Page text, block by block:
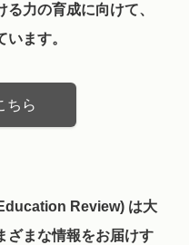
力の育成に向けて、
ます。
ちら
Review) は大
ざまな情報をお届けす